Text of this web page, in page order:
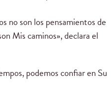
no son los pensamientos de
Mis caminos», declara el
podemos confiar en Su